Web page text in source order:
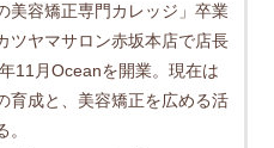
美容矯正専門カレッジ」卒業
ツヤマサロン赤坂本店で店長
11月Oceanを開業。現在は
育成と、美容矯正を広める活